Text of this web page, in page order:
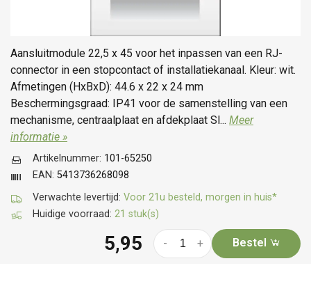
Aansluitmodule 22,5 x 45 voor het inpassen van een RJ-
connector in een stopcontact of installatiekanaal. Kleur: wit.
Afmetingen (HxBxD): 44.6 x 22 x 24 mm
Beschermingsgraad: IP41 voor de samenstelling van een
mechanisme, centraalplaat en afdekplaat Sl... Meer
informatie »
Verwachte levertijd: Voor 21u besteld, morgen in huis*
Huidige voorraad: 21 stuk(s)
Artikelnummer: 101-65250
EAN: 5413736268098
5,95 +
- Bestel